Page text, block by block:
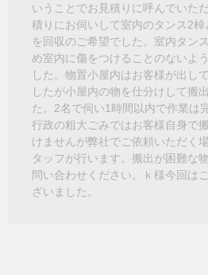
いうことでお見積りに呼んでいた
積りにお伺いして室内のタンス2
を回収のご希望でした。室内タン
め室内に傷をつけることのないよ
した。物置小屋内はお客様が出し
したが小屋内の物を仕分けして搬
た。2名で伺い1時間以内で作業は
行政の粗大ごみではお客様自身で
けませんが弊社でご依頼いただく
タッフが行います。搬出が困難な
問い合わせください。ｋ様今回は
ざいました。